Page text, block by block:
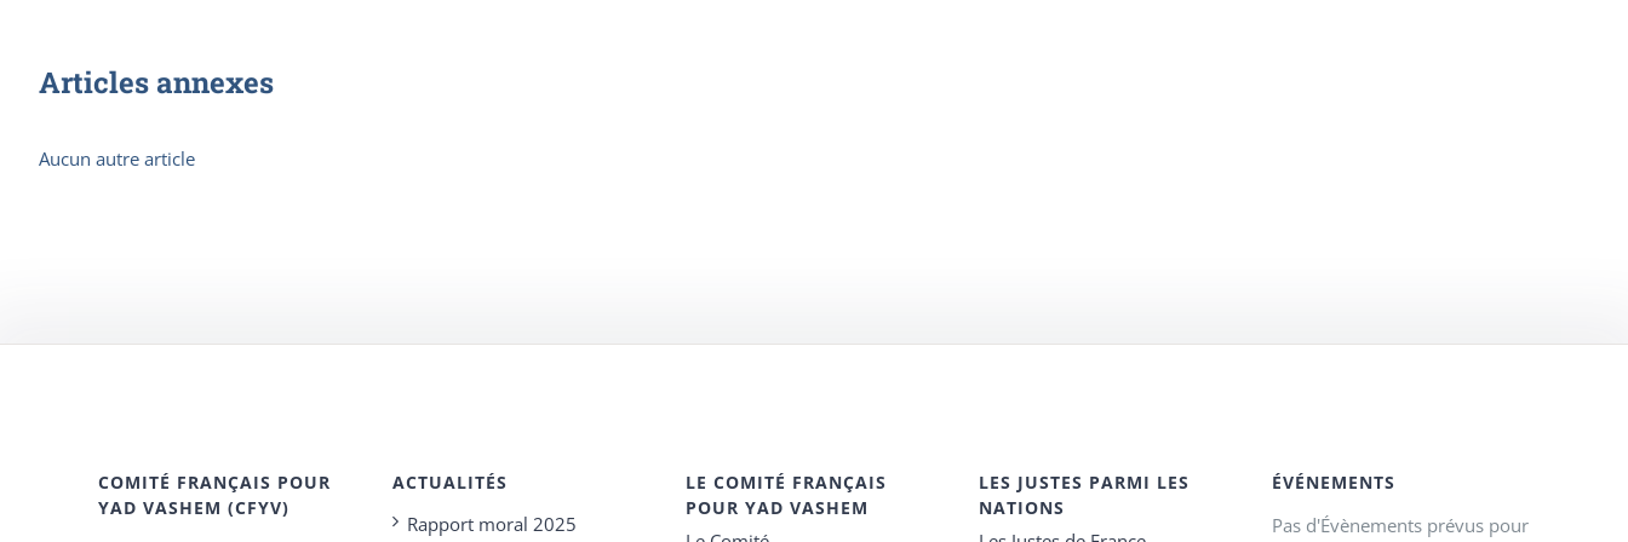
Articles annexes
Aucun autre article
COMITÉ FRANÇAIS POUR
YAD VASHEM (CFYV)
ACTUALITÉS
Rapport moral 2025
LE COMITÉ FRANÇAIS
POUR YAD VASHEM
LES JUSTES PARMI LES
NATIONS
ÉVÉNEMENTS
Pas d'Évènements prévus pour